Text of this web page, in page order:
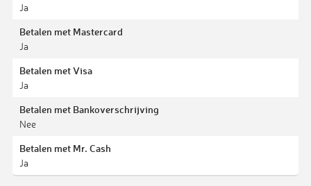
Ja
Betalen met Mastercard
Ja
Betalen met Visa
Ja
Betalen met Bankoverschrijving
Nee
Betalen met Mr. Cash
Ja